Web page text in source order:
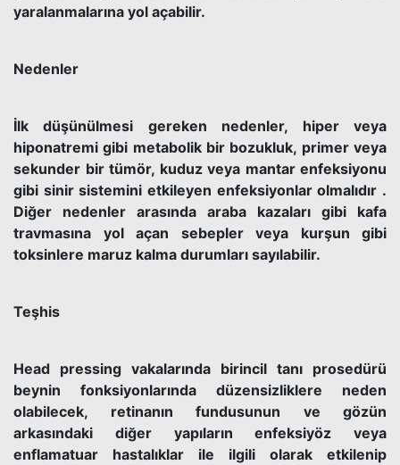
yaralanmalarına yol açabilir.
Nedenler
İlk düşünülmesi gereken nedenler, hiper veya
hiponatremi gibi metabolik bir bozukluk, primer veya
sekunder bir tümör, kuduz veya mantar enfeksiyonu
gibi sinir sistemini etkileyen enfeksiyonlar olmalıdır .
Diğer nedenler arasında araba kazaları gibi kafa
travmasına yol açan sebepler veya kurşun gibi
toksinlere maruz kalma durumları sayılabilir.
Teşhis
Head pressing vakalarında birincil tanı prosedürü
beynin fonksiyonlarında düzensizliklere neden
olabilecek, retinanın fundusunun ve gözün
arkasındaki diğer yapıların enfeksiyöz veya
enflamatuar hastalıklar ile ilgili olarak etkilenip